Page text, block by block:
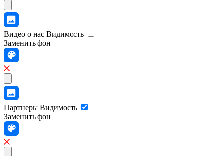
Видео о нас Видимость
Заменить фон
Партнеры Видимость
Заменить фон